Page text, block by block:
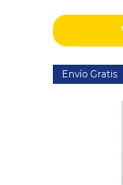
Envío Gratis